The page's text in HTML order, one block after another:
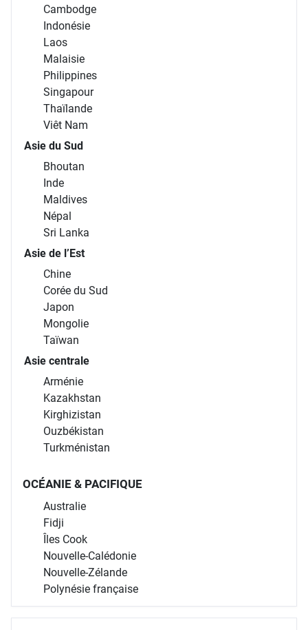
Cambodge
Indonésie
Laos
Malaisie
Philippines
Singapour
Thaïlande
Viêt Nam
Asie du Sud
Bhoutan
Inde
Maldives
Népal
Sri Lanka
Asie de l’Est
Chine
Corée du Sud
Japon
Mongolie
Taïwan
Asie centrale
Arménie
Kazakhstan
Kirghizistan
Ouzbékistan
Turkménistan
OCÉANIE & PACIFIQUE
Australie
Fidji
Îles Cook
Nouvelle-Calédonie
Nouvelle-Zélande
Polynésie française